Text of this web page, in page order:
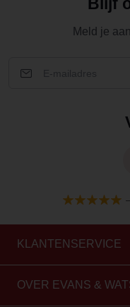
Meld je
KLANTENSERVICE
OVER EVANS &